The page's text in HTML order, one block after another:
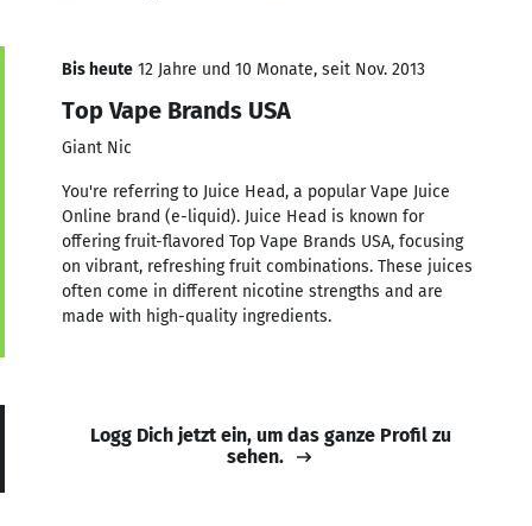
Bis heute 12 Jahre und 10 Monate, seit Nov. 2013
Top Vape Brands USA
Giant Nic
You're referring to Juice Head, a popular Vape Juice
Online brand (e-liquid). Juice Head is known for
offering fruit-flavored Top Vape Brands USA, focusing
on vibrant, refreshing fruit combinations. These juices
often come in different nicotine strengths and are
made with high-quality ingredients.
Logg Dich jetzt ein, um das ganze Profil zu
sehen.